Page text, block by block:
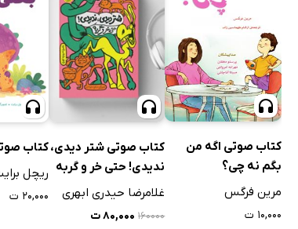
کتاب صوتی اگه من
بگم نه چی؟
مرین فرگس
۱۰,۰۰۰ ت
کتاب صوتی شتر دیدی،
ندیدی! حتی خر و گربه
غلامرضا حیدری ابهری
۱۶۰۰۰۰ ۸۰,۰۰۰ ت
کتاب
ریچل
۲۰,۰۰۰ ت